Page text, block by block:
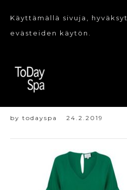
Käyttämällä sivuja, hyväksyt
evästeiden käytön.
lavina 1
by todayspa 24.2.2019